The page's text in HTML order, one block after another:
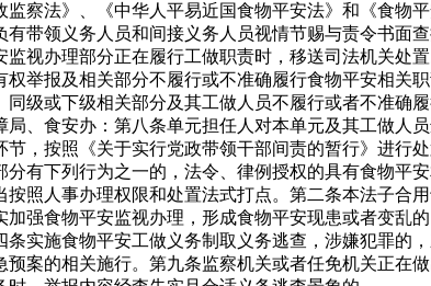
法》、《中华人平易近国食物平安法》和《食物
带领义务人员和间接义务人员视情节赐与责令书面
视办理部分正在履行工做职责时，移送司法机关处
举报及相关部分不履行或不准确履行食物平安相关
级或下级相关部分及其工做人员不履行或者不准确
、食安办：第八条单元担任人对本单元及其工做人
，按照《关于实行党政带领干部间责的暂行》进行
有下列行为之一的，法令、律例授权的具有食物平
照人事办理权限和处置法式打点。第二条本法子合
强食物平安监视办理，形成食物平安现患或者变乱
实施食物平安工做义务制取义务逃查，涉嫌犯罪的
案的相关施行。第九条监察机关或者任免机关正在